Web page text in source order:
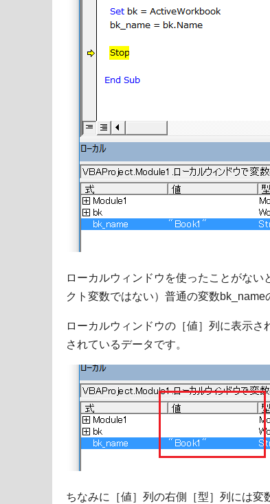
ローカルウィンドウを使ったことがな
クト変数ではない）普通の変数bk_name
ローカルウィンドウの［値］列に表示
されているデータです。
ちなみに［値］列の右側［型］列には変